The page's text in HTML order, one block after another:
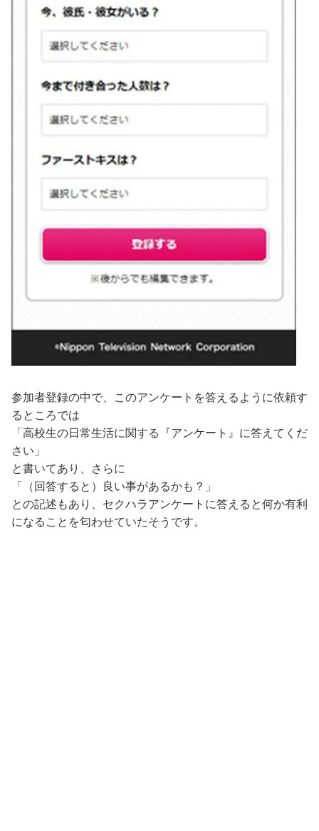
参加者登録の中で、このアンケートを答えるように依頼す
るところでは
「高校生の日常生活に関する『アンケート』に答えてくだ
さい」
と書いてあり、さらに
「（回答すると）良い事があるかも？」
との記述もあり、セクハラアンケートに答えると何か有利
になることを匂わせていたそうです。